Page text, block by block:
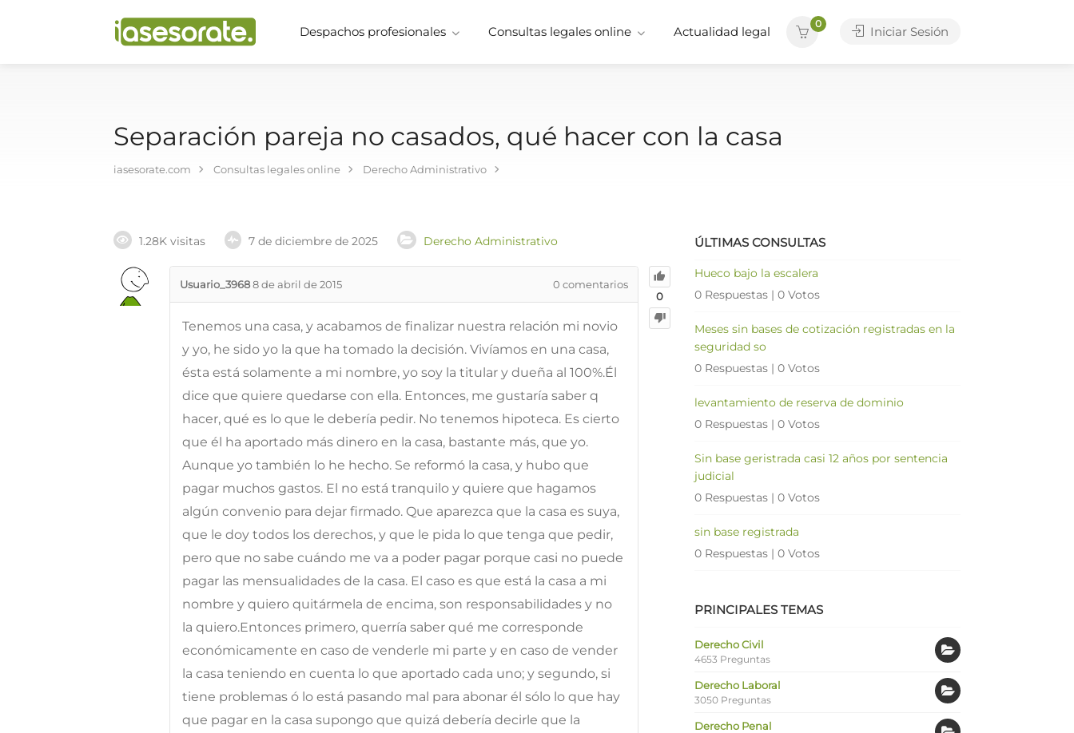
Despachos profesionales Consultas legales online Actualidad legal
0
Iniciar Sesión
Separación pareja no casados, qué hacer con la casa
iasesorate.com Consultas legales online Derecho Administrativo
1.28K visitas 7 de diciembre de 2025 Derecho Administrativo
0
Usuario_39688 de abril de 2015 0 comentarios
Tenemos una casa, y acabamos de finalizar nuestra relación mi novio
y yo, he sido yo la que ha tomado la decisión. Vivíamos en una casa,
ésta está solamente a mi nombre, yo soy la titular y dueña al 100%.Él
dice que quiere quedarse con ella. Entonces, me gustaría saber q
hacer, qué es lo que le debería pedir. No tenemos hipoteca. Es cierto
que él ha aportado más dinero en la casa, bastante más, que yo.
Aunque yo también lo he hecho. Se reformó la casa, y hubo que
pagar muchos gastos. El no está tranquilo y quiere que hagamos
algún convenio para dejar firmado. Que aparezca que la casa es suya,
que le doy todos los derechos, y que le pida lo que tenga que pedir,
pero que no sabe cuándo me va a poder pagar porque casi no puede
pagar las mensualidades de la casa. El caso es que está la casa a mi
nombre y quiero quitármela de encima, son responsabilidades y no
la quiero.Entonces primero, querría saber qué me corresponde
económicamente en caso de venderle mi parte y en caso de vender
la casa teniendo en cuenta lo que aportado cada uno; y segundo, si
tiene problemas ó lo está pasando mal para abonar él sólo lo que hay
que pagar en la casa supongo que quizá debería decirle que la
ÚLTIMAS CONSULTAS
Hueco bajo la escalera
0 Respuestas | 0 Votos
Meses sin bases de cotización registradas en la
seguridad so
0 Respuestas | 0 Votos
levantamiento de reserva de dominio
0 Respuestas | 0 Votos
Sin base geristrada casi 12 años por sentencia
judicial
0 Respuestas | 0 Votos
sin base registrada
0 Respuestas | 0 Votos
PRINCIPALES TEMAS
Derecho Civil
4653 Preguntas
Derecho Laboral
3050 Preguntas
Derecho Penal